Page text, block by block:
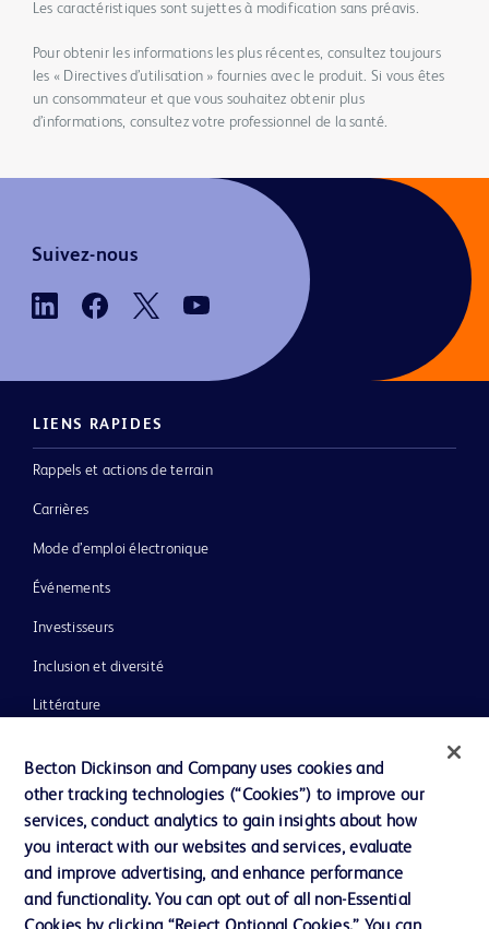
Les caractéristiques sont sujettes à modification sans préavis.
Pour obtenir les informations les plus récentes, consultez toujours
les « Directives d’utilisation » fournies avec le produit. Si vous êtes
un consommateur et que vous souhaitez obtenir plus
d’informations, consultez votre professionnel de la santé.
Suivez-nous
LIENS RAPIDES
Rappels et actions de terrain
Carrières
Mode d’emploi électronique
Événements
Investisseurs
Inclusion et diversité
Littérature
Notre entreprise
Éthique et conformité
Assistance
Becton Dickinson and Company uses cookies and
other tracking technologies (“Cookies”) to improve our
services, conduct analytics to gain insights about how
you interact with our websites and services, evaluate
and improve advertising, and enhance performance
and functionality. You can opt out of all non-Essential